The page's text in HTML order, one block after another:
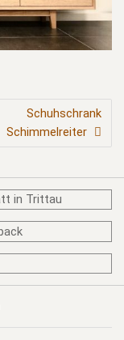
Schuhschrank
Schimmelreiter